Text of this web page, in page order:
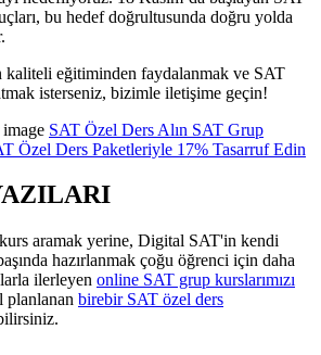
bu hedef doğrultusunda doğru yolda
kaliteli eğitiminden faydalanmak ve SAT
isterseniz, bizimle iletişime geçin!
SAT Özel Ders Alın SAT Grup
Özel Ders Paketleriyle 17% Tasarruf Edin
aramak yerine, Digital SAT'in kendi
hazırlanmak çoğu öğrenci için daha
ilerleyen online SAT grup kurslarımızı
planlanan birebir SAT özel ders